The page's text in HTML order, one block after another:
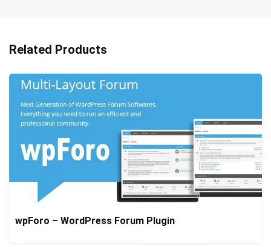
Related Products
wpForo – WordPress Forum Plugin